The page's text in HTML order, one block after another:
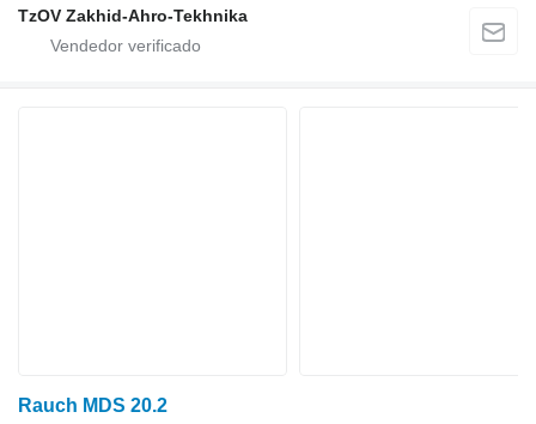
TzOV Zakhid-Ahro-Tekhnika
Rauch MDS 20.2